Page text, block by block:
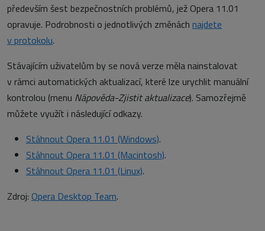
především šest bezpečnostních problémů, jež Opera 11.01
opravuje. Podrobnosti o jednotlivých změnách najdete
v protokolu.
Stávajícím uživatelům by se nová verze měla nainstalovat
v rámci automatických aktualizací, které lze urychlit manuální
kontrolou (menu Nápověda-Zjistit aktualizace). Samozřejmě
můžete využít i následující odkazy.
Stáhnout Opera 11.01 (Windows).
Stáhnout Opera 11.01 (Macintosh).
Stáhnout Opera 11.01 (Linux).
Zdroj: Opera Desktop Team.